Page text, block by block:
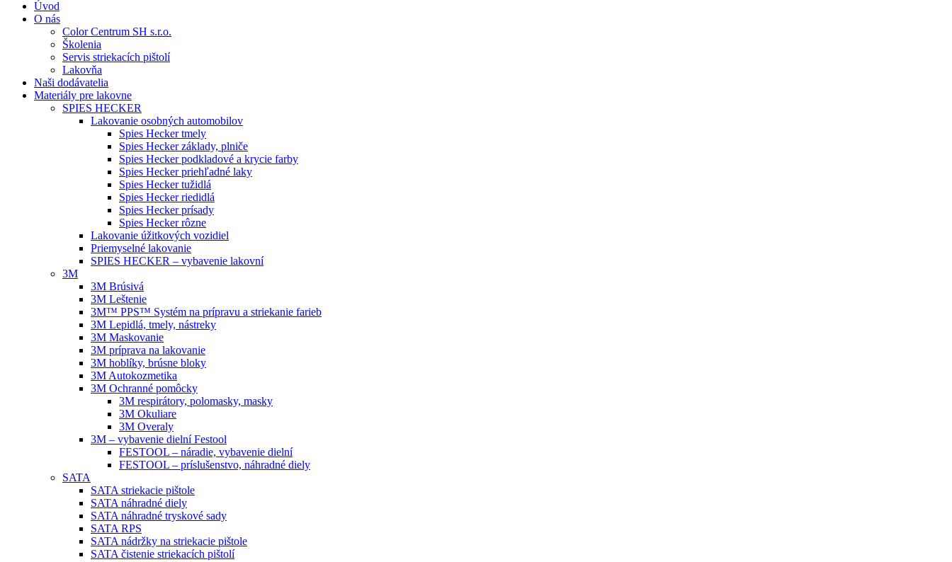
Úvod
O nás
Color Centrum SH s.r.o.
Školenia
Servis striekacích pištolí
Lakovňa
Naši dodávatelia
Materiály pre lakovne
SPIES HECKER
Lakovanie osobných automobilov
Spies Hecker tmely
Spies Hecker základy, plniče
Spies Hecker podkladové a krycie farby
Spies Hecker priehľadné laky
Spies Hecker tužidlá
Spies Hecker riedidlá
Spies Hecker prísady
Spies Hecker rôzne
Lakovanie úžitkových vozidiel
Priemyselné lakovanie
SPIES HECKER – vybavenie lakovní
3M
3M Brúsivá
3M Leštenie
3M™ PPS™ Systém na prípravu a striekanie farieb
3M Lepidlá, tmely, nástreky
3M Maskovanie
3M príprava na lakovanie
3M hoblíky, brúsne bloky
3M Autokozmetika
3M Ochranné pomôcky
3M respirátory, polomasky, masky
3M Okuliare
3M Overaly
3M – vybavenie dielní Festool
FESTOOL – náradie, vybavenie dielní
FESTOOL – príslušenstvo, náhradné diely
SATA
SATA striekacie pištole
SATA náhradné diely
SATA náhradné tryskové sady
SATA RPS
SATA nádržky na striekacie pištole
SATA čistenie striekacích pištolí